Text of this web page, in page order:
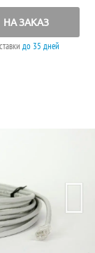
НА ЗАКАЗ
до 35 дней